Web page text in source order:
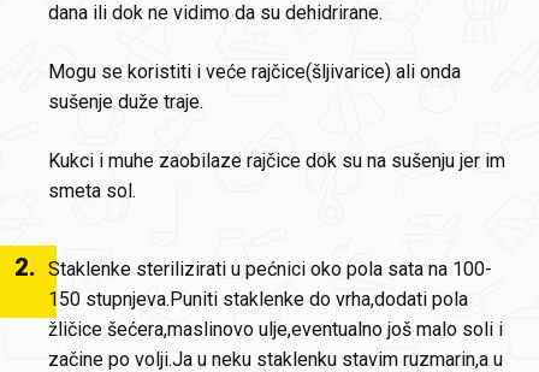
dana ili dok ne vidimo da su dehidrirane.
Mogu se koristiti i veće rajčice(šljivarice) ali onda
sušenje duže traje.
Kukci i muhe zaobilaze rajčice dok su na sušenju jer im
smeta sol.
2. Staklenke sterilizirati u pećnici oko pola sata na 100-
150 stupnjeva.Puniti staklenke do vrha,dodati pola
žličice šećera,maslinovo ulje,eventualno još malo soli i
začine po volji.Ja u neku staklenku stavim ruzmarin,a u